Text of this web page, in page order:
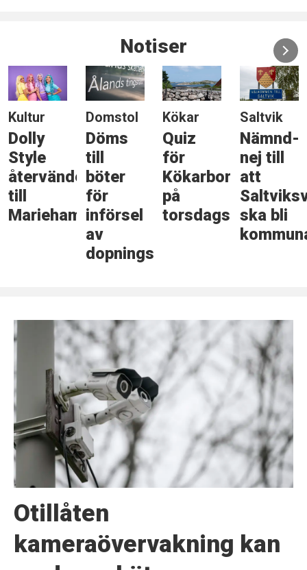
Notiser
Kultur
Dolly
Style
återvänder
till
Mariehamn
Domstol
Döms
till
böter
för
införsel
av
dopningsmedel
Kökar
Quiz
för
Kökarbor
på
torsdagskvällen
Saltvik
Nämnd-
nej till
att
ska bli
Otillåten
kameraövervakning kan